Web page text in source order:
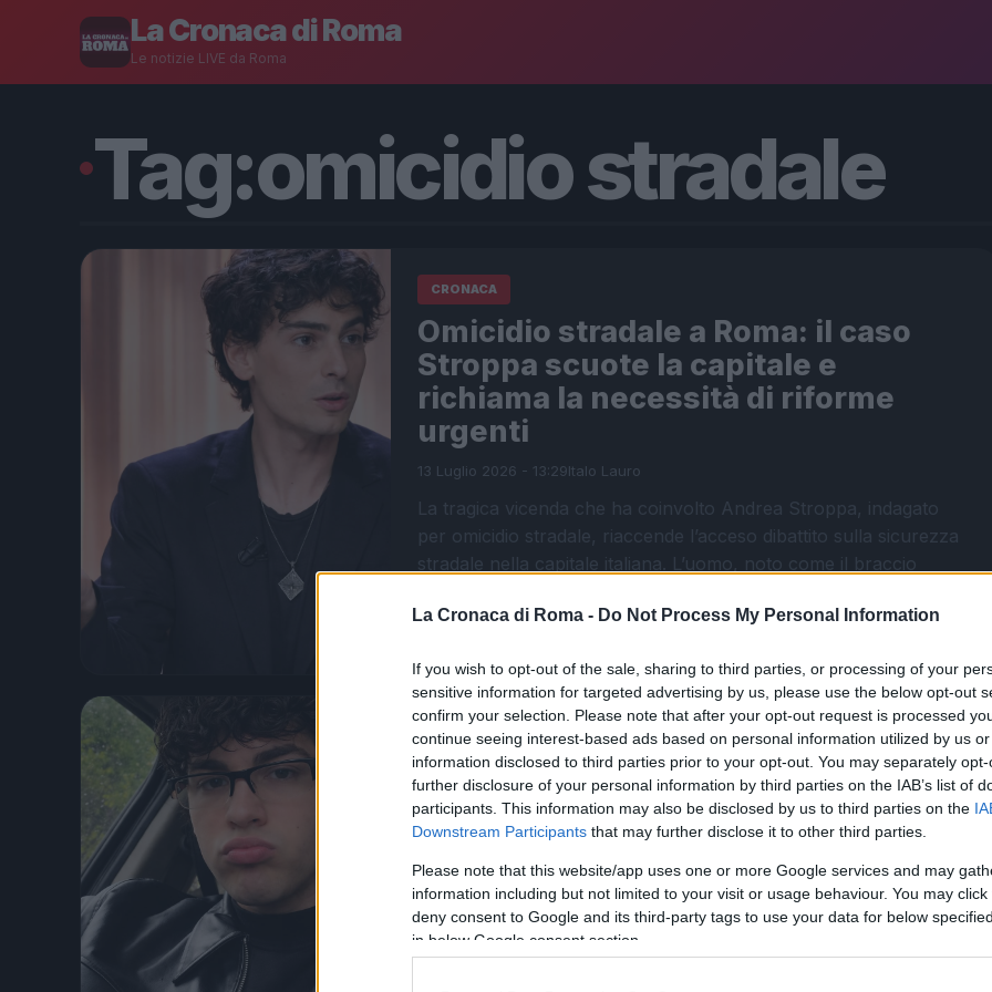
La Cronaca di Roma - Do Not Process My Personal Information
If you wish to opt-out of the sale, sharing to third parties, or processing of your
sensitive information for targeted advertising by us, please use the below opt-out
confirm your selection. Please note that after your opt-out request is processed
continue seeing interest-based ads based on personal information utilized by us
information disclosed to third parties prior to your opt-out. You may separately
further disclosure of your personal information by third parties on the IAB’s list of
participants. This information may also be disclosed by us to third parties on the
Downstream Participants that may further disclose it to other third parties.
Please note that this website/app uses one or more Google services and may
information including but not limited to your visit or usage behaviour. You may
deny consent to Google and its third-party tags to use your data for below
in below Google consent section.
La Cronaca di Roma
Le notizie LIVE da Roma
Tag:omicidio stradale
CRONACA
Omicidio stradale a Roma: il caso
Stroppa scuote la capitale e
richiama la necessità di riforme
urgenti
13 Luglio 2026 - 13:29Italo Lauro
La tragica vicenda che ha coinvolto Andrea Stroppa, indagato
per omicidio stradale, riaccende l’acceso dibattito sulla sicurezza
stradale nella capitale italiana. L’uomo, noto come il braccio
CRONACA
Guidonia: il tragico destino di un
giovane e le ombre della guida in
stato di ebbrezza
15 Giugno 2026 - 14:09 Italo Lauro
Una serata di festa che si è trasformata in tragedia. A Guidonia,